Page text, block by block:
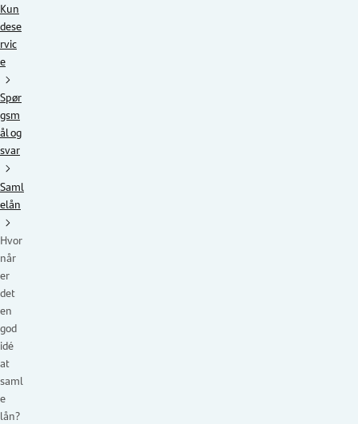
Kun
dese
rvic
e
Spør
gsm
ål og
svar
Saml
elån
Hvor
når
er
det
en
god
idé
at
saml
e
lån?